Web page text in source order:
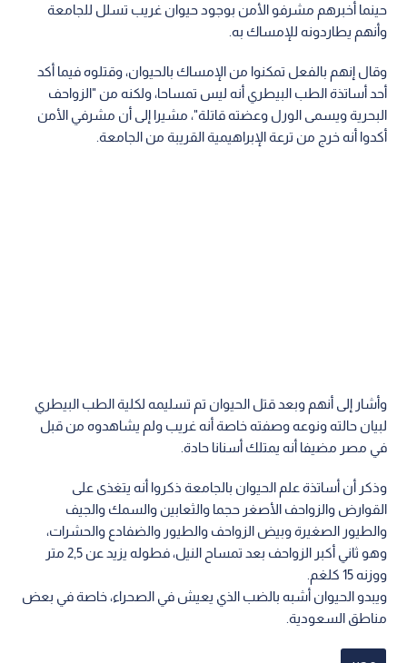
حينما أخبرهم مشرفو الأمن بوجود حيوان غريب تسلل للجامعة
وأنهم يطاردونه للإمساك به.
وقال إنهم بالفعل تمكنوا من الإمساك بالحيوان، وقتلوه فيما أكد
أحد أساتذة الطب البيطري أنه ليس تمساحا، ولكنه من "الزواحف
البحرية ويسمى الورل وعضته قاتلة"، مشيرا إلى أن مشرفي الأمن
أكدوا أنه خرج من ترعة الإبراهيمية القريبة من الجامعة.
وأشار إلى أنهم وبعد قتل الحيوان تم تسليمه لكلية الطب البيطري
لبيان حالته ونوعه وصفته خاصة أنه غريب ولم يشاهدوه من قبل
في مصر مضيفا أنه يمتلك أسنانا حادة.
وذكر أن أساتذة علم الحيوان بالجامعة ذكروا أنه يتغذى على
القوارض والزواحف الأصغر حجما والثعابين والسمك والجيف
والطيور الصغيرة وبيض الزواحف والطيور والضفادع والحشرات،
وهو ثاني أكبر الزواحف بعد تمساح النيل، فطوله يزيد عن 2,5 متر
ووزنه 15 كلغم.
ويبدو الحيوان أشبه بالضب الذي يعيش في الصحراء، خاصة في بعض
مناطق السعودية.